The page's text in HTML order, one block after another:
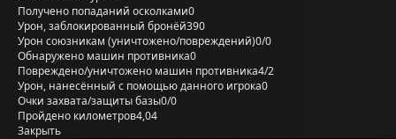
Получено попаданий осколками0
Урон, заблокированный бронёй390
Урон союзникам (уничтожено/повреждений)0/0
Обнаружено машин противника0
Повреждено/уничтожено машин противника4/2
Урон, нанесённый с помощью данного игрока0
Очки захвата/защиты базы0/0
Пройдено километров4,04
Закрыть